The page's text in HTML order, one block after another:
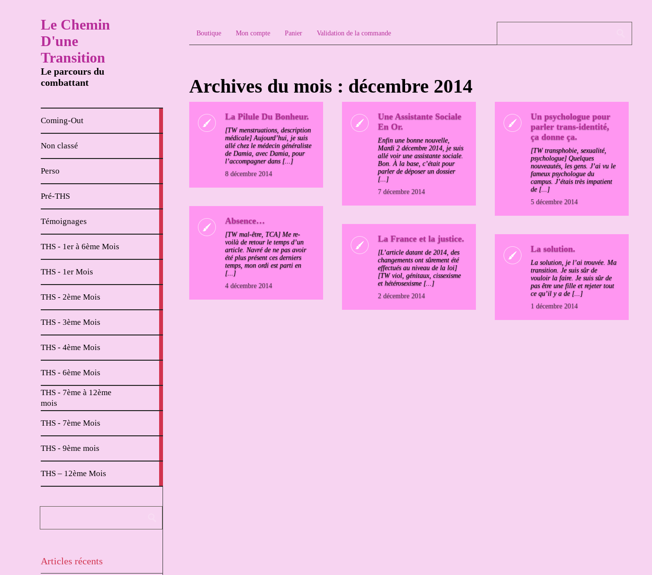
Le Chemin
D'une
Transition
Le parcours du
combattant
Coming-Out
Non classé
Perso
Pré-THS
Témoignages
THS - 1er à 6ème Mois
THS - 1er Mois
THS - 2ème Mois
THS - 3ème Mois
THS - 4ème Mois
THS - 6ème Mois
THS - 7ème à 12ème
mois
THS - 7ème Mois
THS - 9ème mois
THS – 12ème Mois
Articles récents
Boutique Mon compte Panier Validation de la commande
Archives du mois : décembre 2014
La Pilule Du Bonheur.
[TW menstruations, description
médicale] Aujourd’hui, je suis
allé chez le médecin généraliste
de Damia, avec Damia, pour
l’accompagner dans [...]
8 décembre 2014
Une Assistante Sociale
En Or.
Enfin une bonne nouvelle,
Mardi 2 décembre 2014, je suis
allé voir une assistante sociale.
Bon. À la base, c’était pour
parler de déposer un dossier
[...]
7 décembre 2014
Un psychologue pour
parler trans-identité,
ça donne ça.
[TW transphobie, sexualité,
psychologue] Quelques
nouveautés, les gens. J’ai vu le
fameux psychologue du
campus. J’étais très impatient
de [...]
5 décembre 2014
Absence…
[TW mal-être, TCA] Me re-
voilà de retour le temps d’un
article. Navré de ne pas avoir
été plus présent ces derniers
temps, mon ordi est parti en
[...]
4 décembre 2014
La France et la justice.
[L’article datant de 2014, des
changements ont sûrement été
effectués au niveau de la loi]
[TW viol, génitaux, cissexisme
et hétérosexisme [...]
2 décembre 2014
La solution.
La solution, je l’ai trouvée. Ma
transition. Je suis sûr de
vouloir la faire. Je suis sûr de
pas être une fille et rejeter tout
ce qu’il y a de [...]
1 décembre 2014